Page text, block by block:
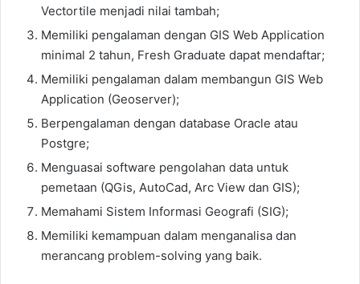
Vectortile menjadi nilai tambah;
Memiliki pengalaman dengan GIS Web Application
minimal 2 tahun, Fresh Graduate dapat mendaftar;
Memiliki pengalaman dalam membangun GIS Web
Application (Geoserver);
Berpengalaman dengan database Oracle atau
Postgre;
Menguasai software pengolahan data untuk
pemetaan (QGis, AutoCad, Arc View dan GIS);
Memahami Sistem Informasi Geografi (SIG);
Memiliki kemampuan dalam menganalisa dan
merancang problem-solving yang baik.